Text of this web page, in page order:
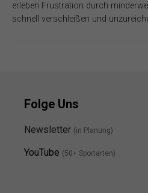
erleben Frustration durch
schnell verschleißen und
Folge Uns
Newsletter (in Planung)
YouTube (50+ Sportarten)